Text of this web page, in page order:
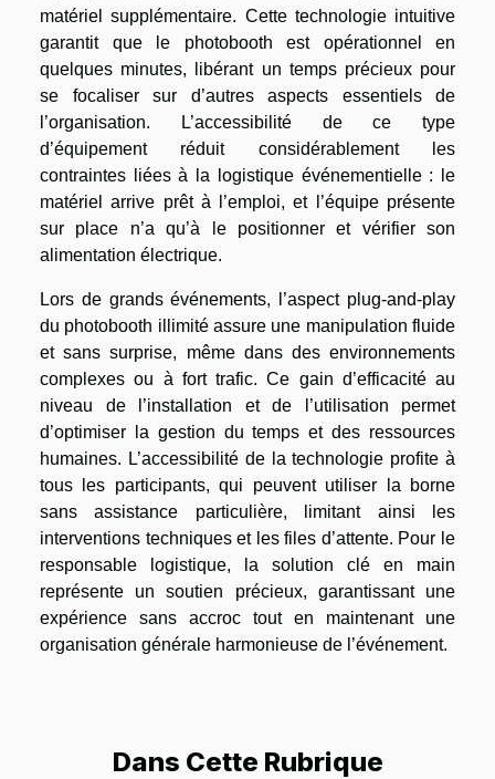
matériel supplémentaire. Cette technologie intuitive
garantit que le photobooth est opérationnel en
quelques minutes, libérant un temps précieux pour
se focaliser sur d’autres aspects essentiels de
l’organisation. L’accessibilité de ce type
d’équipement réduit considérablement les
contraintes liées à la logistique événementielle : le
matériel arrive prêt à l’emploi, et l’équipe présente
sur place n’a qu’à le positionner et vérifier son
alimentation électrique.
Lors de grands événements, l’aspect plug-and-play
du photobooth illimité assure une manipulation fluide
et sans surprise, même dans des environnements
complexes ou à fort trafic. Ce gain d’efficacité au
niveau de l’installation et de l’utilisation permet
d’optimiser la gestion du temps et des ressources
humaines. L’accessibilité de la technologie profite à
tous les participants, qui peuvent utiliser la borne
sans assistance particulière, limitant ainsi les
interventions techniques et les files d’attente. Pour le
responsable logistique, la solution clé en main
représente un soutien précieux, garantissant une
expérience sans accroc tout en maintenant une
organisation générale harmonieuse de l’événement.
Dans Cette Rubrique